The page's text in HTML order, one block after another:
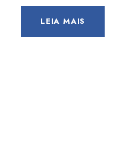
LEIA MAIS